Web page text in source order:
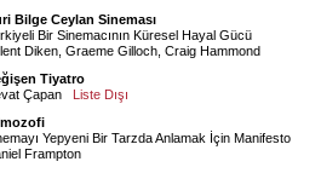
Bilge Ceylan Sineması
Bir Sinemacının Küresel Hayal Gücü
Diken Graeme Gilloch Craig Hammond
Tiyatro
Çapan
Liste Dışı
Yepyeni Bir Tarzda Anlamak İçin Manifesto
Frampton